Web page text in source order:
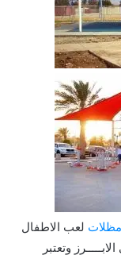
مظلات لعب الاطفال
وتعتبر